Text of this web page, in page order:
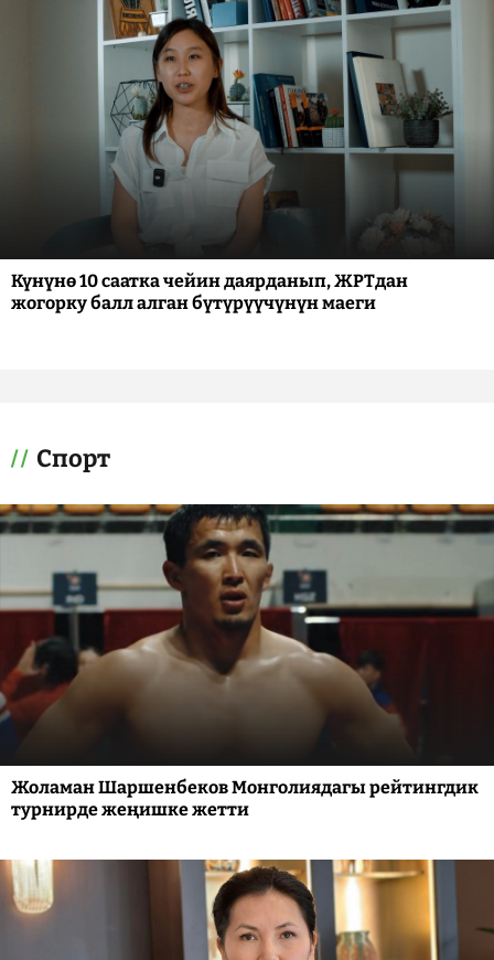
Күнүнө 10 саатка чейин даярданып, ЖРТдан
жогорку балл алган бүтүрүүчүнүн маеги
Спорт
Жоламан Шаршенбеков Монголиядагы рейтингдик
турнирде жеңишке жетти